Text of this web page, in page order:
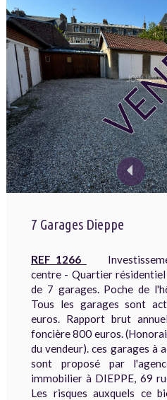
7 Garages Dieppe
REF 1266
centre - Quartier résidentiel
de 7 garages. Poche de
Tous les garages sont
euros. Rapport brut
foncière 800 euros.
du vendeur). ces garages à
sont proposé par
immobilier à DIEPPE, 69
Les risques auxquels ce